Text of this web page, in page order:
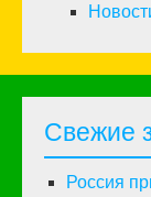
Свежие
Россия